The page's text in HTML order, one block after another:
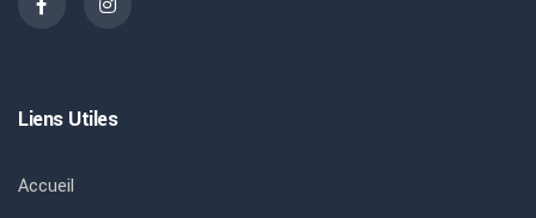
Liens Utiles
Accueil